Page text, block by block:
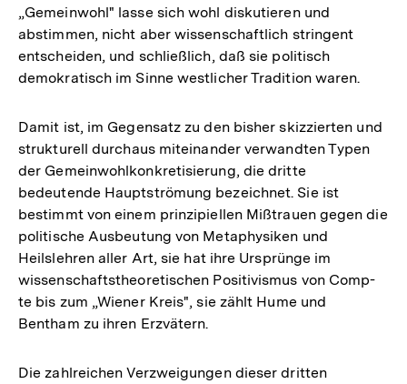
„Gemeinwohl" lasse sich wohl diskutieren und
abstimmen, nicht aber wissenschaftlich stringent
entscheiden, und schließlich, daß sie politisch
demokratisch im Sinne westlicher Tradition waren.
Damit ist, im Gegensatz zu den bisher skizzierten und
strukturell durchaus miteinander verwandten Typen
der Gemeinwohlkonkretisierung, die dritte
bedeutende Hauptströmung bezeichnet. Sie ist
bestimmt von einem prinzipiellen Mißtrauen gegen die
politische Ausbeutung von Metaphysiken und
Heilslehren aller Art, sie hat ihre Ursprünge im
wissenschaftstheoretischen Positivismus von Comp-
te bis zum „Wiener Kreis", sie zählt Hume und
Bentham zu ihren Erzvätern.
Die zahlreichen Verzweigungen dieser dritten